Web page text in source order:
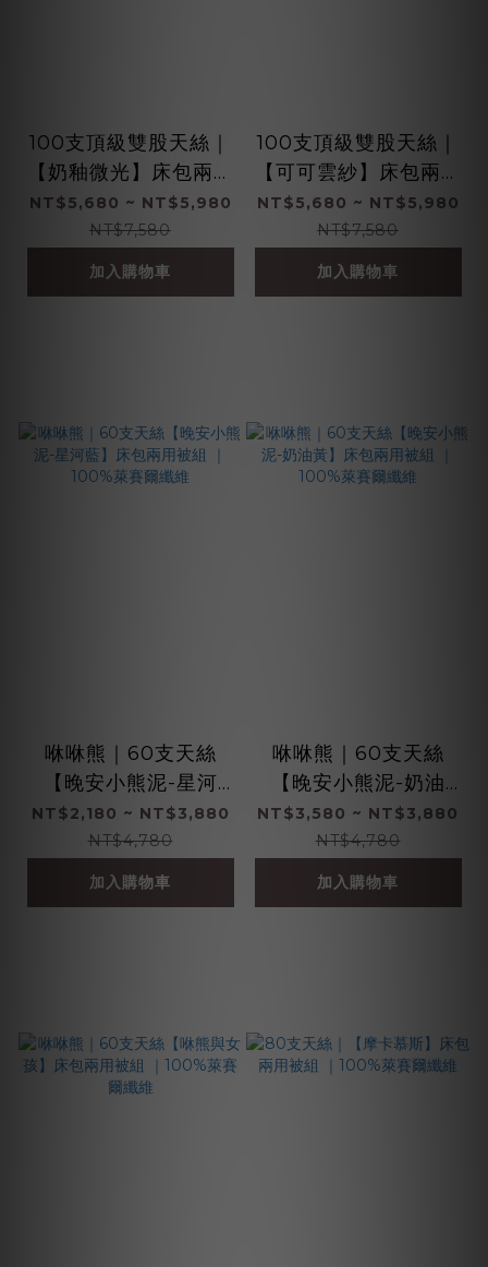
100支頂級雙股天絲｜
【奶釉微光】床包兩用
被組 ｜100%萊賽爾纖
維
NT$5,680 ~ NT$5,980
NT$7,580
加入購物車
100支頂級雙股天絲｜
【可可雲紗】床包兩用
被組 ｜100%萊賽爾纖
維
NT$5,680 ~ NT$5,980
NT$7,580
加入購物車
咻咻熊｜60支天絲
【晚安小熊泥-星河
藍】床包兩用被組 ｜1
00%萊賽爾纖維
NT$2,180 ~ NT$3,880
NT$4,780
加入購物車
咻咻熊｜60支天絲
【晚安小熊泥-奶油
黃】床包兩用被組 ｜1
00%萊賽爾纖維
NT$3,580 ~ NT$3,880
NT$4,780
加入購物車